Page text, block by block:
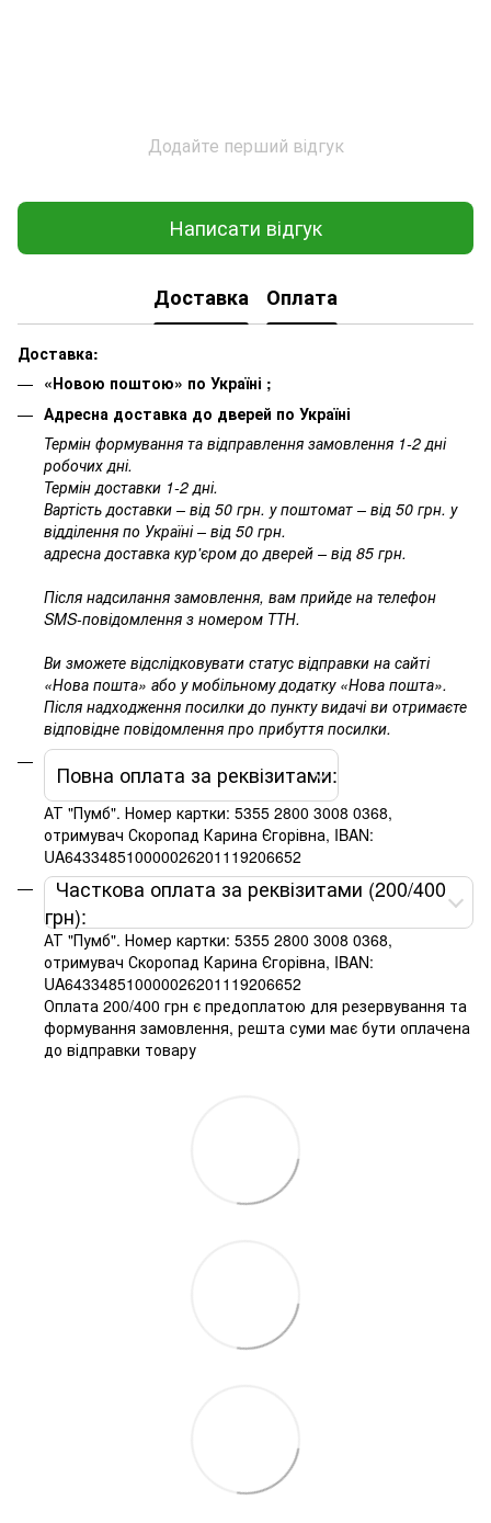
Додайте перший відгук
Написати відгук
Доставка Оплата
Доставка:
«Новою поштою» по Україні ;
Адресна доставка до дверей по Україні
Термін формування та відправлення замовлення 1-2 дні
робочих дні.
Термін доставки 1-2 дні.
Вартість доставки – від 50 грн. у поштомат – від 50 грн. у
відділення по Україні – від 50 грн.
адресна доставка кур'єром до дверей – від 85 грн.
Після надсилання замовлення, вам прийде на телефон
SMS-повідомлення з номером ТТН.
Ви зможете відслідковувати статус відправки на сайті
«Нова пошта» або у мобільному додатку «Нова пошта».
Після надходження посилки до пункту видачі ви отримаєте
відповідне повідомлення про прибуття посилки.
Повна оплата за реквізитами:
АТ "Пумб". Номер картки: 5355 2800 3008 0368,
отримувач Скоропад Карина Єгорівна, IBAN:
UA643348510000026201119206652
Часткова оплата за реквізитами (200/400
грн):
АТ "Пумб". Номер картки: 5355 2800 3008 0368,
отримувач Скоропад Карина Єгорівна, IBAN:
UA643348510000026201119206652
Оплата 200/400 грн є предоплатою для резервування та
формування замовлення, решта суми має бути оплачена
до відправки товару